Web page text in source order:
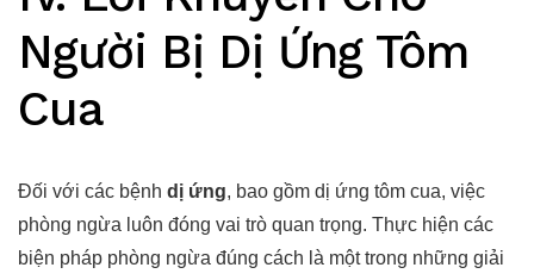
Người Bị Dị Ứng Tôm
Cua
Đối với các bệnh dị ứng, bao gồm dị ứng tôm cua, việc
phòng ngừa luôn đóng vai trò quan trọng. Thực hiện các
biện pháp phòng ngừa đúng cách là một trong những giải